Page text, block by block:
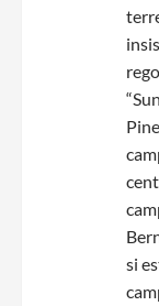
si